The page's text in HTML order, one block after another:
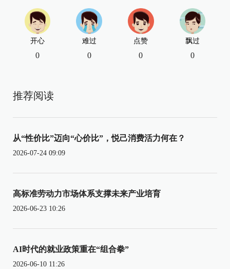
开心
0
难过
0
点赞
0
飘过
0
推荐阅读
从“性价比”迈向“心价比”，悦己消费活力何在？
2026-07-24 09:09
高标准劳动力市场体系支撑未来产业培育
2026-06-23 10:26
AI时代的就业政策重在“组合拳”
2026-06-10 11:26